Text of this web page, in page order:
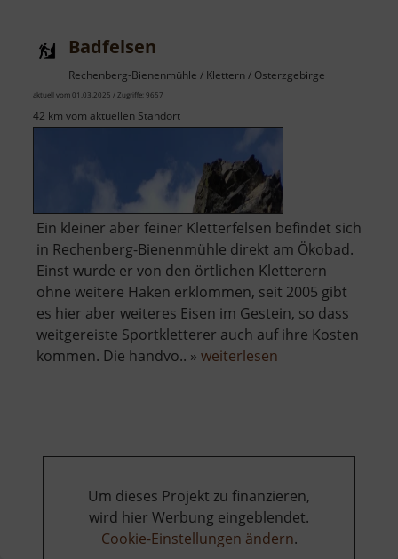
Badfelsen
Rechenberg-Bienenmühle / Klettern / Osterzgebirge
aktuell vom 01.03.2025 / Zugriffe: 9657
42 km vom aktuellen Standort
Ein kleiner aber feiner Kletterfelsen befindet sich
in Rechenberg-Bienenmühle direkt am Ökobad.
Einst wurde er von den örtlichen Kletterern
ohne weitere Haken erklommen, seit 2005 gibt
es hier aber weiteres Eisen im Gestein, so dass
weitgereiste Sportkletterer auch auf ihre Kosten
kommen. Die handvo.. » weiterlesen
Um dieses Projekt zu finanzieren,
wird hier Werbung eingeblendet.
Cookie-Einstellungen ändern.